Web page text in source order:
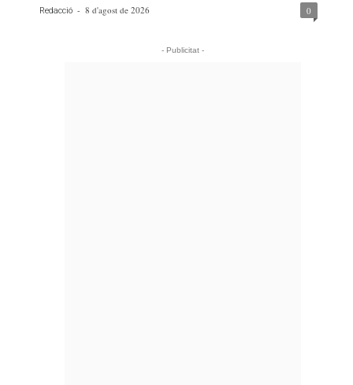
Redacció - 8 d'agost de 2026 0
- Publicitat -